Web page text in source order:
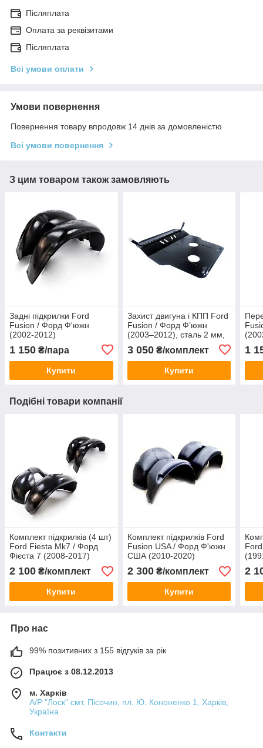
Післяплата
Оплата за реквізитами
Післяплата
Всі умови оплати
Умови повернення
Повернення товару впродовж 14 днів за домовленістю
Всі умови повернення
З цим товаром також замовляють
Задні підкрилки Ford
Fusion / Форд Ф'южн
(2002-2012)
1 150 ₴/пара
Купити
Захист двигуна і КПП Ford
Fusion / Форд Ф’южн
(2003–2012), сталь 2 мм,
3 050₴/комплект
Купити
1
Подібні товари компанії
Комплект підкрилків (4 шт)
Ford Fiesta Mk7 / Форд
Фієста 7 (2008-2017)
2 100 ₴/комплект
Купити
Комплект підкрилків Ford
Fusion USA / Форд Ф'южн
США (2010-2020)
2 300₴/комплект
Купити
2
Про нас
99% позитивних з 155 відгуків за рік
Працює з 08.12.2013
м. Харків
А/Р "Лоск" смт. Пісочин, пл. Ю. Кононенко 1, Харків,
Україна
Контакти